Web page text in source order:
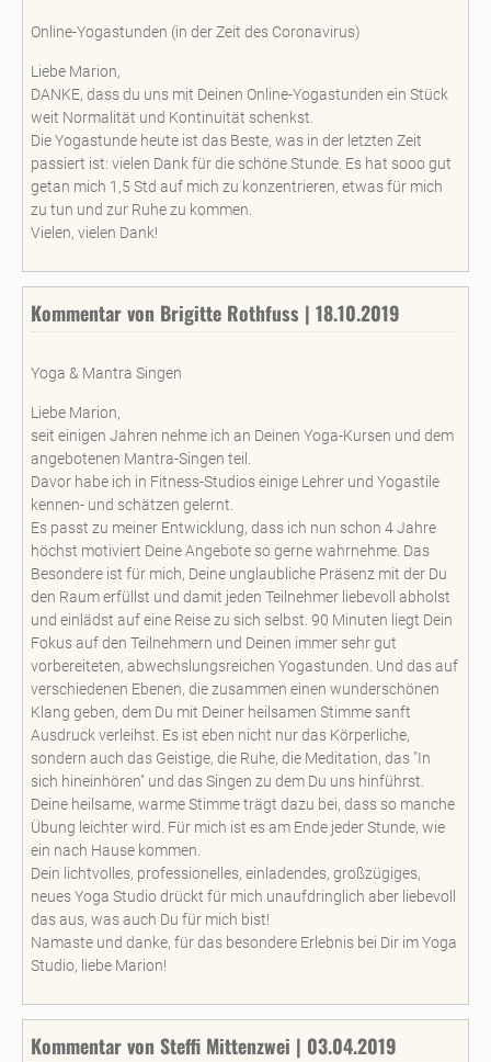
Online-Yogastunden (in der Zeit des Coronavirus)
Liebe Marion,
DANKE, dass du uns mit Deinen Online-Yogastunden ein Stück
weit Normalität und Kontinuität schenkst.
Die Yogastunde heute ist das Beste, was in der letzten Zeit
passiert ist: vielen Dank für die schöne Stunde. Es hat sooo gut
getan mich 1,5 Std auf mich zu konzentrieren, etwas für mich
zu tun und zur Ruhe zu kommen.
Vielen, vielen Dank!
Kommentar von Brigitte Rothfuss | 18.10.2019
Yoga & Mantra Singen
Liebe Marion,
seit einigen Jahren nehme ich an Deinen Yoga-Kursen und dem
angebotenen Mantra-Singen teil.
Davor habe ich in Fitness-Studios einige Lehrer und Yogastile
kennen- und schätzen gelernt.
Es passt zu meiner Entwicklung, dass ich nun schon 4 Jahre
höchst motiviert Deine Angebote so gerne wahrnehme. Das
Besondere ist für mich, Deine unglaubliche Präsenz mit der Du
den Raum erfüllst und damit jeden Teilnehmer liebevoll abholst
und einlädst auf eine Reise zu sich selbst. 90 Minuten liegt Dein
Fokus auf den Teilnehmern und Deinen immer sehr gut
vorbereiteten, abwechslungsreichen Yogastunden. Und das auf
verschiedenen Ebenen, die zusammen einen wunderschönen
Klang geben, dem Du mit Deiner heilsamen Stimme sanft
Ausdruck verleihst. Es ist eben nicht nur das Körperliche,
sondern auch das Geistige, die Ruhe, die Meditation, das "In
sich hineinhören" und das Singen zu dem Du uns hinführst.
Deine heilsame, warme Stimme trägt dazu bei, dass so manche
Übung leichter wird. Für mich ist es am Ende jeder Stunde, wie
ein nach Hause kommen.
Dein lichtvolles, professionelles, einladendes, großzügiges,
neues Yoga Studio drückt für mich unaufdringlich aber liebevoll
das aus, was auch Du für mich bist!
Namaste und danke, für das besondere Erlebnis bei Dir im Yoga
Studio, liebe Marion!
Kommentar von Steffi Mittenzwei | 03.04.2019